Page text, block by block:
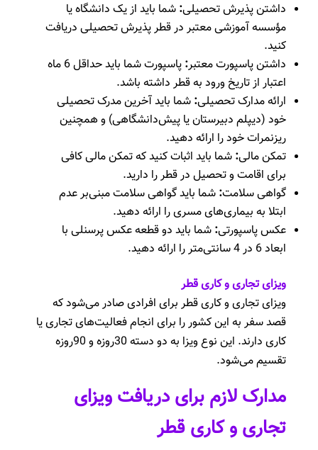
داشتن پذیرش تحصیلی: شما باید از یک دانشگاه یا
مؤسسه آموزشی معتبر در قطر پذیرش تحصیلی دریافت
کنید.
داشتن پاسپورت معتبر:
پاسپورت شما باید حداقل 6 ماه
اعتبار از تاریخ ورود به قطر داشته باشد.
ارائه مدارک تحصیلی: شما باید آخرین مدرک تحصیلی
خود (دیپلم دبیرستان یا پیش‌دانشگاهی) و همچنین
ریزنمرات خود را ارائه دهید.
تمکن مالی: شما باید اثبات کنید که تمکن مالی کافی
برای اقامت و تحصیل در قطر را دارید.
گواهی سلامت: شما باید گواهی سلامت مبنی‌بر عدم
ابتلا به بیماری‌های مسری را ارائه دهید.
عکس پاسپورتی: شما باید دو قطعه عکس پرسنلی با
ابعاد 6 در 4 سانتی‌متر را ارائه دهید.
ویزای تجاری و کاری قطر
ویزای تجاری و کاری قطر برای افرادی صادر می‌شود که
قصد سفر به این کشور را برای انجام فعالیت‌های تجاری یا
کاری دارند. این نوع ویزا به دو دسته 30روزه و 90روزه
تقسیم می‌شود.
مدارک لازم برای دریافت ویزای
تجاری و کاری قطر